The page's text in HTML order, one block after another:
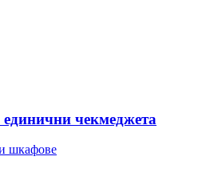
чекмеджета
шкафове